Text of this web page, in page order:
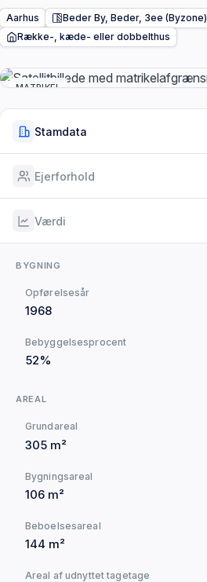
Aarhus
Beder By, Beder, 3ee (Byzone)
Række-, kæde- eller dobbelthus
MATRIKEL
Stamdata
Ejerforhold
Værdi
BYGNING
Opførelsesår
1968
Bebyggelsesprocent
52%
AREAL
Grundareal
305 m²
Bygningsareal
106 m²
Beboelsesareal
144 m²
Areal af udnyttet tagetage